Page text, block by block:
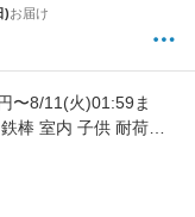
)お届け
〜8/11(火)01:59ま
棒 室内 子供 耐荷重
SGマーク 家庭用
逆上がり ぶら下が
子 女の子 保育園 幼